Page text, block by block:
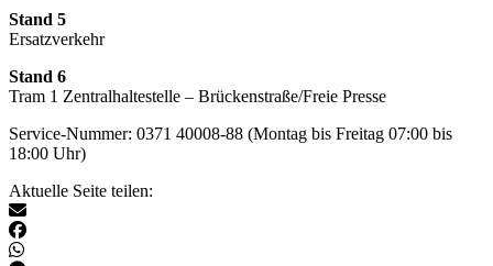
Stand 5
Ersatzverkehr
Stand 6
Tram 1 Zentralhaltestelle – Brückenstraße/Freie Presse
Service-Nummer: 0371 40008-88 (Montag bis Freitag 07:00 bis
18:00 Uhr)
Aktuelle Seite teilen: